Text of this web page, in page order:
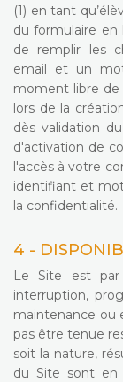
(1) en tant
du formulaire en
de remplir les
email et un
moment libre
lors de la
dès validation
d'activation de
l'accès à votre
identifiant et mot
la confidentialité.
4 -
Le Site est par
interruption,
maintenance ou
pas être tenue
soit la nature,
du Site sont en